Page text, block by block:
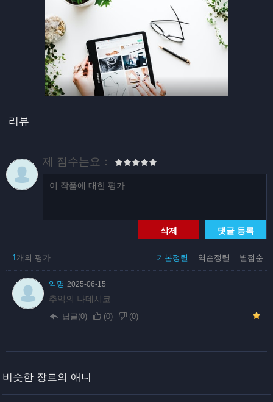
리뷰
제 점수는요：
삭제 댓글 등록
기본정렬 역순정렬 별점순
1개의 평가
익명 2025-06-15
추억의 나데시코
답글(0) (0) (0)
비슷한 장르의 애니